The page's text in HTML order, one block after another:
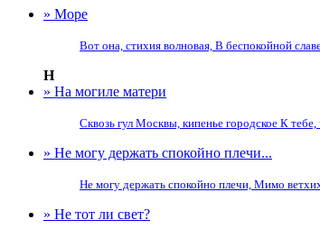
» Море
Вот она, стихия волновая, В беспокойной
Н
» На могиле матери
Сквозь гул Москвы, кипенье городское К
» Не могу держать спокойно плечи...
Не могу держать спокойно плечи, Мимо
» Не тот ли свет?